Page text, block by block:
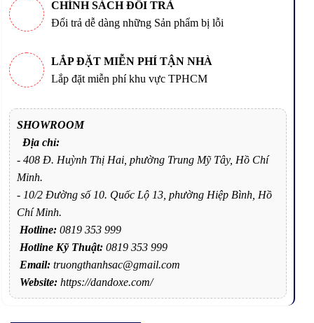
CHÍNH SÁCH ĐỔI TRẢ
Đổi trả dễ dàng những Sản phẩm bị lỗi
LẮP ĐẶT MIỄN PHÍ TẬN NHÀ
Lắp đặt miễn phí khu vực TPHCM
SHOWROOM
Địa chỉ:
- 408 Đ. Huỳnh Thị Hai, phường Trung Mỹ Tây, Hồ Chí
Minh.
- 10/2 Đường số 10. Quốc Lộ 13, phường Hiệp Bình, Hồ
Chí Minh.
Hotline: 0819 353 999
Hotline Kỹ Thuật: 0819 353 999
Email: truongthanhsac@gmail.com
Website: https://dandoxe.com/